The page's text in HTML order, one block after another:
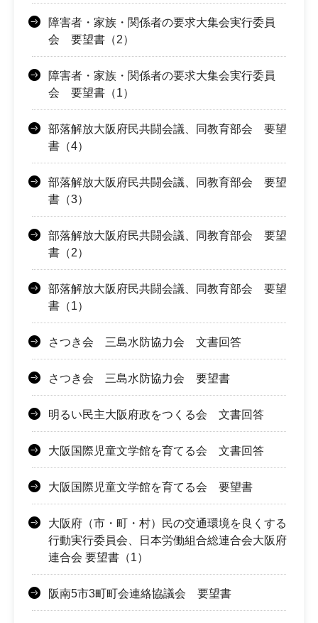
障害者・家族・関係者の要求大集会実行委員
会 要望書（2）
障害者・家族・関係者の要求大集会実行委員
会 要望書（1）
部落解放大阪府民共闘会議、同教育部会 要望
書（4）
部落解放大阪府民共闘会議、同教育部会 要望
書（3）
部落解放大阪府民共闘会議、同教育部会 要望
書（2）
部落解放大阪府民共闘会議、同教育部会 要望
書（1）
さつき会 三島水防協力会 文書回答
さつき会 三島水防協力会 要望書
明るい民主大阪府政をつくる会 文書回答
大阪国際児童文学館を育てる会 文書回答
大阪国際児童文学館を育てる会 要望書
大阪府（市・町・村）民の交通環境を良くする
行動実行委員会、日本労働組合総連合会大阪府
連合会 要望書（1）
阪南5市3町町会連絡協議会 要望書